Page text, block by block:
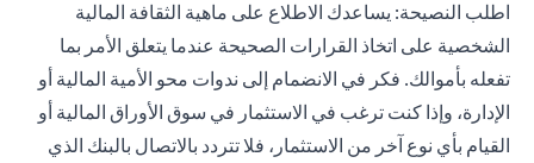
اطلب النصيحة: يساعدك الاطلاع على ماهية الثقافة المالية
الشخصية على اتخاذ القرارات الصحيحة عندما يتعلق الأمر بما
تفعله بأموالك. فكر في الانضمام إلى ندوات محو الأمية المالية أو
الإدارة، وإذا كنت ترغب في الاستثمار في سوق الأوراق المالية أو
القيام بأي نوع آخر من الاستثمار، فلا تتردد بالاتصال بالبنك الذي